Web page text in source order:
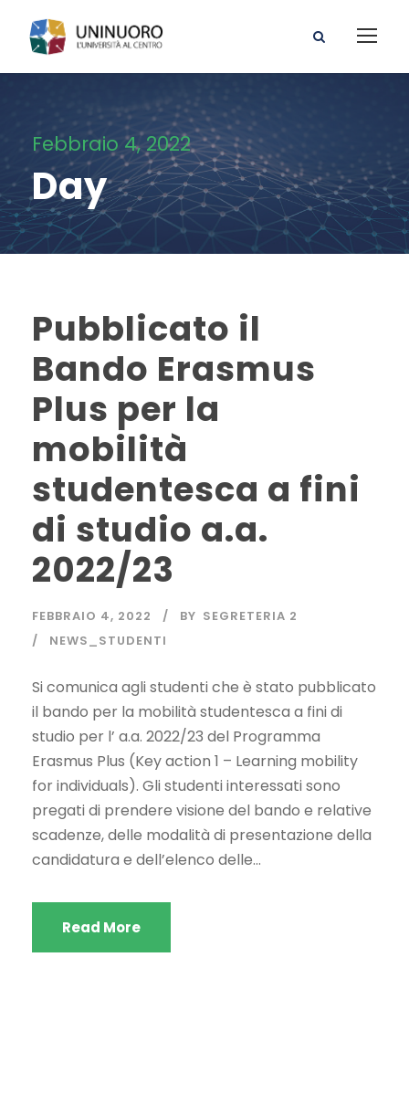
Febbraio 4, 2022
Day
Pubblicato il
Bando Erasmus
Plus per la
mobilità
studentesca a fini
di studio a.a.
2022/23
FEBBRAIO 4, 2022 BY SEGRETERIA 2
NEWS_STUDENTI
Si comunica agli studenti che è stato pubblicato
il bando per la mobilità studentesca a fini di
studio per l’ a.a. 2022/23 del Programma
Erasmus Plus (Key action 1 – Learning mobility
for individuals). Gli studenti interessati sono
pregati di prendere visione del bando e relative
scadenze, delle modalità di presentazione della
candidatura e dell’elenco delle...
Read More